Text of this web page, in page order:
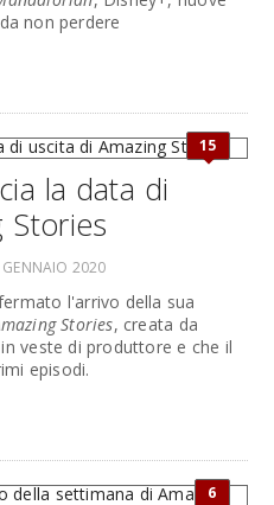
non perdere
15
la data di
Stories
GENNAIO 2020
l'arrivo della sua
Stories, creata da
veste di produttore e che il
episodi.
6